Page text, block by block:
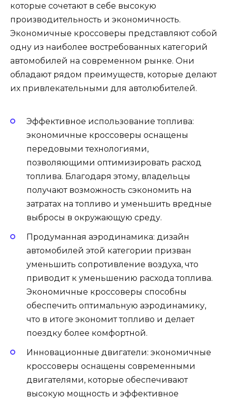
которые сочетают в себе высокую
производительность и экономичность.
Экономичные кроссоверы представляют собой
одну из наиболее востребованных категорий
автомобилей на современном рынке. Они
обладают рядом преимуществ, которые делают
их привлекательными для автолюбителей.
Эффективное использование топлива:
экономичные кроссоверы оснащены
передовыми технологиями,
позволяющими оптимизировать расход
топлива. Благодаря этому, владельцы
получают возможность сэкономить на
затратах на топливо и уменьшить вредные
выбросы в окружающую среду.
Продуманная аэродинамика: дизайн
автомобилей этой категории призван
уменьшить сопротивление воздуха, что
приводит к уменьшению расхода топлива.
Экономичные кроссоверы способны
обеспечить оптимальную аэродинамику,
что в итоге экономит топливо и делает
поездку более комфортной.
Инновационные двигатели: экономичные
кроссоверы оснащены современными
двигателями, которые обеспечивают
высокую мощность и эффективное